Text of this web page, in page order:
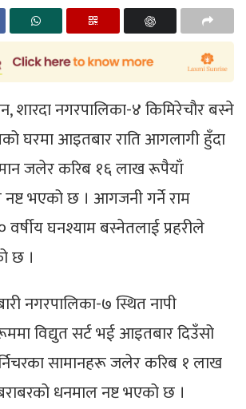
शारदा नगरपालिका-४ किमिरेचौर बस्ने
घरमा आइतबार राति आगलागी हुँदा
जलेर करिब १६ लाख रूपैयाँ
भएको छ । आगजनी गर्ने राम
वर्षीय घनश्याम बस्नेतलाई प्रहरीले
छ ।
नगरपालिका-७ स्थित नापी
विद्युत सर्ट भई आइतबार दिउँसो
सामानहरू जलेर करिब १ लाख
धनमाल नष्ट भएको छ ।